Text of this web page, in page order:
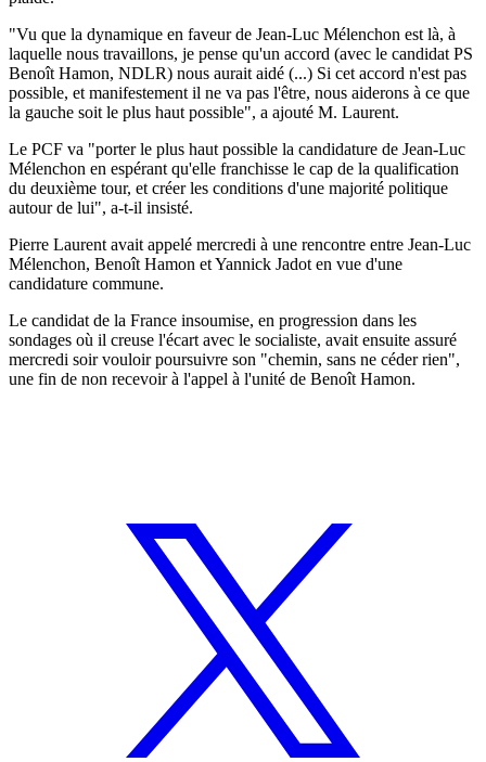
"Vu que la dynamique en faveur de Jean-Luc Mélenchon est là, à
laquelle nous travaillons, je pense qu'un accord (avec le candidat PS
Benoît Hamon, NDLR) nous aurait aidé (...) Si cet accord n'est pas
possible, et manifestement il ne va pas l'être, nous aiderons à ce que
la gauche soit le plus haut possible", a ajouté M. Laurent.
Le PCF va "porter le plus haut possible la candidature de Jean-Luc
Mélenchon en espérant qu'elle franchisse le cap de la qualification
du deuxième tour, et créer les conditions d'une majorité politique
autour de lui", a-t-il insisté.
Pierre Laurent avait appelé mercredi à une rencontre entre Jean-Luc
Mélenchon, Benoît Hamon et Yannick Jadot en vue d'une
candidature commune.
Le candidat de la France insoumise, en progression dans les
sondages où il creuse l'écart avec le socialiste, avait ensuite assuré
mercredi soir vouloir poursuivre son "chemin, sans ne céder rien",
une fin de non recevoir à l'appel à l'unité de Benoît Hamon.